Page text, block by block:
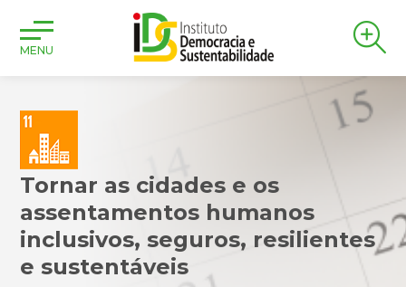
MENU
Tornar as cidades e os
assentamentos humanos
inclusivos, seguros, resilientes
e sustentáveis